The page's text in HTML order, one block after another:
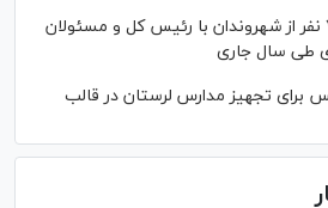
ملاقات ۶ هزار و ۷۶۰ نفر از شهروندان با رئیس کل و مسئولان
طی سال جاری
برای تجهیز مدارس لرستان در قالب